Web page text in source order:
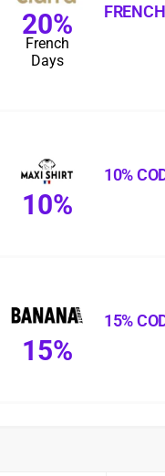
20%
French
Days
10%
10%
15%
15%